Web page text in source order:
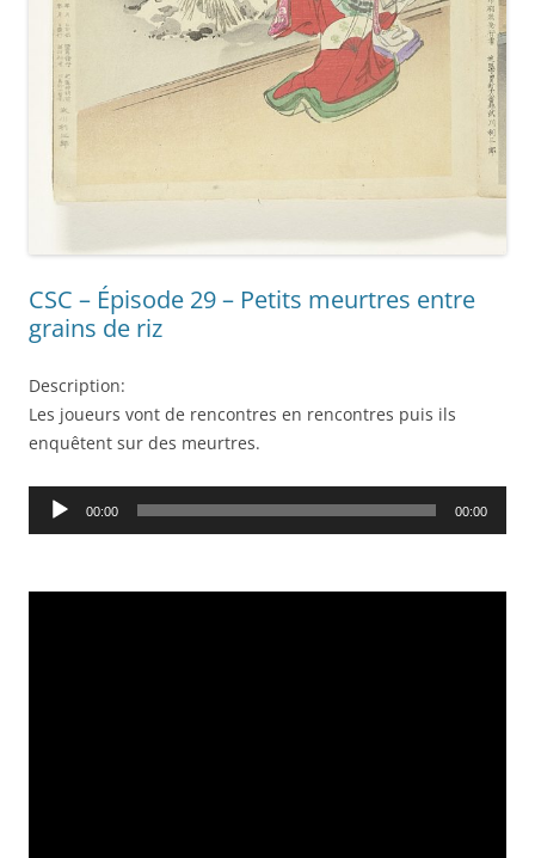
CSC – Épisode 29 – Petits meurtres entre
grains de riz
Description:
Les joueurs vont de rencontres en rencontres puis ils
enquêtent sur des meurtres.
Audio
00:00 00:00